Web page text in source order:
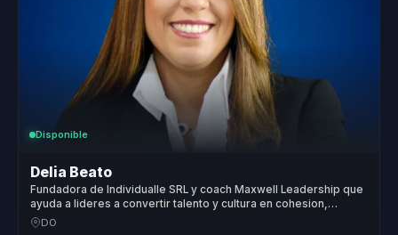
Disponible
Delia Beato
Fundadora de Individualle SRL y coach Maxwell Leadership que
ayuda a lideres a convertir talento y cultura en cohesion,
liderazgo y pertenencia.
DO